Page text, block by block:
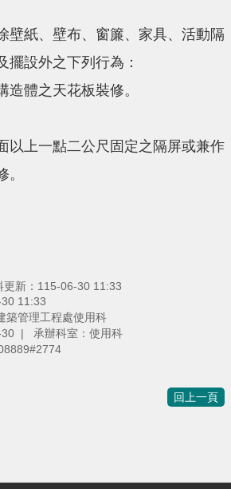
壁紙、壁布、窗簾、家具、活動隔
擺設外之下列行為：
造體之天花板裝修。
以上一點二公尺固定之隔屏或兼作
更新：115-06-30 11:33
11:33
築管理工程處使用科
30
承辦科室：使用科
回上一頁